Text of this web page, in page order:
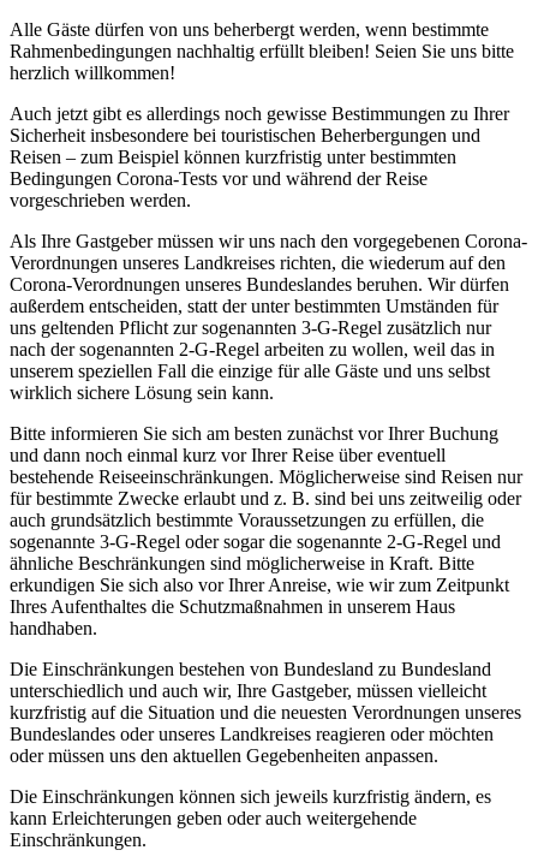
Alle Gäste dürfen von uns beherbergt werden, wenn bestimmte
Rahmenbedingungen nachhaltig erfüllt bleiben! Seien Sie uns bitte
herzlich willkommen!
Auch jetzt gibt es allerdings noch gewisse Bestimmungen zu Ihrer
Sicherheit insbesondere bei touristischen Beherbergungen und
Reisen – zum Beispiel können kurzfristig unter bestimmten
Bedingungen Corona-Tests vor und während der Reise
vorgeschrieben werden.
Als Ihre Gastgeber müssen wir uns nach den vorgegebenen Corona-
Verordnungen unseres Landkreises richten, die wiederum auf den
Corona-Verordnungen unseres Bundeslandes beruhen. Wir dürfen
außerdem entscheiden, statt der unter bestimmten Umständen für
uns geltenden Pflicht zur sogenannten 3-G-Regel zusätzlich nur
nach der sogenannten 2-G-Regel arbeiten zu wollen, weil das in
unserem speziellen Fall die einzige für alle Gäste und uns selbst
wirklich sichere Lösung sein kann.
Bitte informieren Sie sich am besten zunächst vor Ihrer Buchung
und dann noch einmal kurz vor Ihrer Reise über eventuell
bestehende Reiseeinschränkungen. Möglicherweise sind Reisen nur
für bestimmte Zwecke erlaubt und z. B. sind bei uns zeitweilig oder
auch grundsätzlich bestimmte Voraussetzungen zu erfüllen, die
sogenannte 3-G-Regel oder sogar die sogenannte 2-G-Regel und
ähnliche Beschränkungen sind möglicherweise in Kraft. Bitte
erkundigen Sie sich also vor Ihrer Anreise, wie wir zum Zeitpunkt
Ihres Aufenthaltes die Schutzmaßnahmen in unserem Haus
handhaben.
Die Einschränkungen bestehen von Bundesland zu Bundesland
unterschiedlich und auch wir, Ihre Gastgeber, müssen vielleicht
kurzfristig auf die Situation und die neuesten Verordnungen unseres
Bundeslandes oder unseres Landkreises reagieren oder möchten
oder müssen uns den aktuellen Gegebenheiten anpassen.
Die Einschränkungen können sich jeweils kurzfristig ändern, es
kann Erleichterungen geben oder auch weitergehende
Einschränkungen.